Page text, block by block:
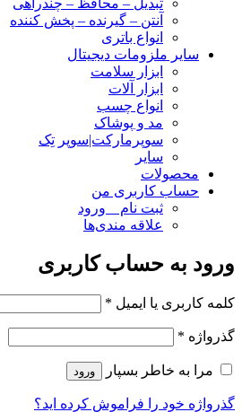
تبدیل – محافظ – چندراهی
آنتن – گیرنده – پخش کننده
انواع باتری
سایر ملزومات دیجیتال
ابزار سلامت
ابزار آلات
انواع چسب
مد و پوشاک
سوپرمارکت|سوپر تِک
سایر
محصولات
حساب کاربری من
ثبت نام _ ورود
علاقه مندی‌ها
ورود به حساب کاربری
کلمه کاربری یا ایمیل *
گذرواژه *
مرا به خاطر بسپار ورود
گذرواژه خود را فراموش کرده اید؟